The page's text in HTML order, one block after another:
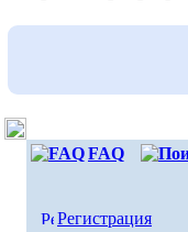
FAQ
Регистрация